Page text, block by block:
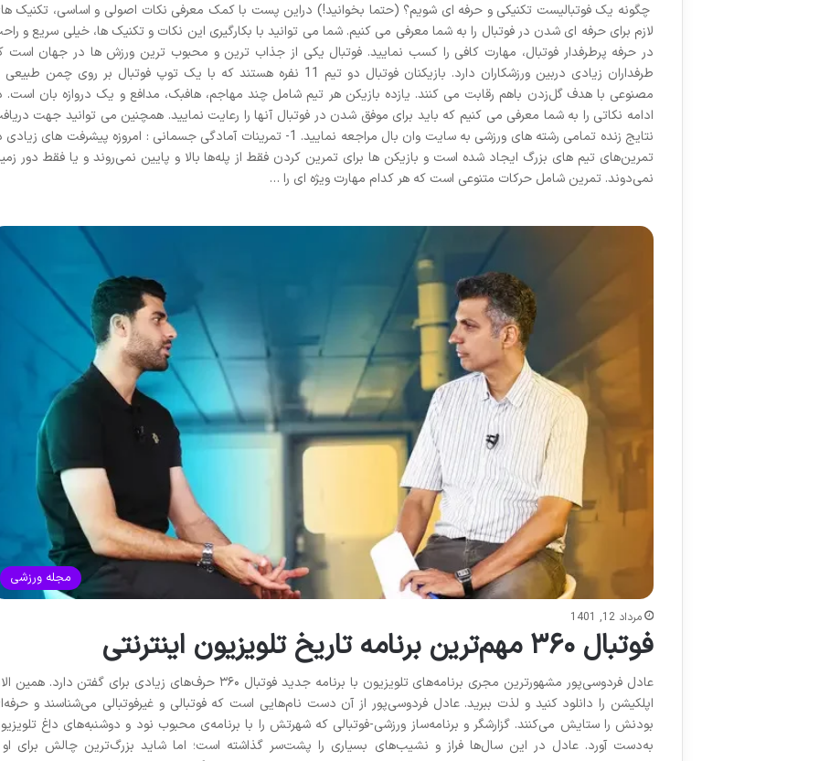
چگونه یک فوتبالیست تکنیکی و حرفه ای شویم؟ (حتما بخوانید!) دراین پست با کمک معرفی نکات اصولی و اساسی، تکنیک
لازم برای حرفه ای شدن در فوتبال را به شما معرفی می کنیم. شما می توانید با بکارگیری این نکات و تکنیک ها، خیلی سریع و
در حرفه پرطرفدار فوتبال، مهارت کافی را کسب نمایید. فوتبال یکی از جذاب ترین و محبوب‌ ترین ورزش ها در جهان است
طرفداران زیادی دربین ورزشکاران دارد. بازیکنان فوتبال دو تیم 11 نفره هستند که با یک توپ فوتبال بر روی چمن
مصنوعی با هدف گل‌زدن باهم رقابت می کنند. یازده بازیکن هر تیم شامل چند مهاجم، هافبک، مدافع و یک دروازه‌ بان است.
ادامه نکاتی را به شما معرفی می کنیم که باید برای موفق شدن در فوتبال آنها را رعایت نمایید. همچنین می توانید جهت
نتایج زنده تمامی رشته های ورزشی به سایت وان بال مراجعه نمایید. 1- تمرینات آمادگی جسمانی : امروزه پیشرفت های
تمرین‌های تیم های بزرگ ایجاد شده است و بازیکن ها برای تمرین کردن فقط از پله‌ها بالا و پایین نمی‌روند و یا فقط دور
نمی‌دوند. تمرین شامل حرکات متنوعی است که هر کدام مهارت ویژه ای را …
مجله ورزشی
مرداد 12, 1401
فوتبال ۳۶۰ مهم‌ترین برنامه تاریخ تلویزیون اینترنتی
عادل فردوسی‌پور مشهورترین مجری برنامه‌های تلویزیون با برنامه جدید فوتبال ۳۶۰ حرف‌های زیادی برای گفتن دارد.
اپلکیشن را دانلود کنید و لذت ببرید. عادل فردوسی‌پور از آن دست نام‌هایی است که فوتبالی و غیرفوتبالی می‌شناسند و
بودنش را ستایش می‌کنند. گزارشگر و برنامه‌ساز ورزشی-فوتبالی که شهرتش را با برنامه‌ی محبوب نود و دوشنبه‌های داغ
به‌دست آورد. عادل در این سال‌ها فراز و نشیب‌های بسیاری را پشت‌سر گذاشته است؛ اما شاید بزرگ‌ترین چالش برای